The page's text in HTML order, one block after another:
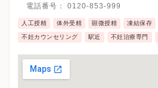
電話番号： 0120-853-999
人工授精 体外受精 顕微授精 凍結保存
不妊カウンセリング 駅近 不妊治療専門